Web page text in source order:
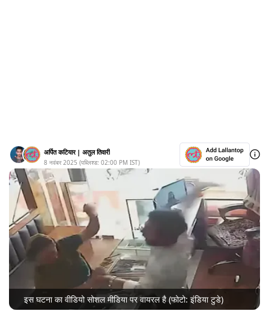
अर्पित कटियार | अतुल तिवारी
8 नवंबर 2025 (पब्लिश्ड: 02:00 PM IST)
इस घटना का वीडियो सोशल मीडिया पर वायरल है (फोटो: इंडिया टुडे)